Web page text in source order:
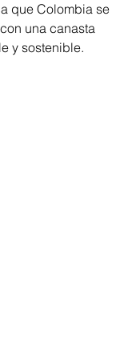
que Colombia se
una canasta
y sostenible.